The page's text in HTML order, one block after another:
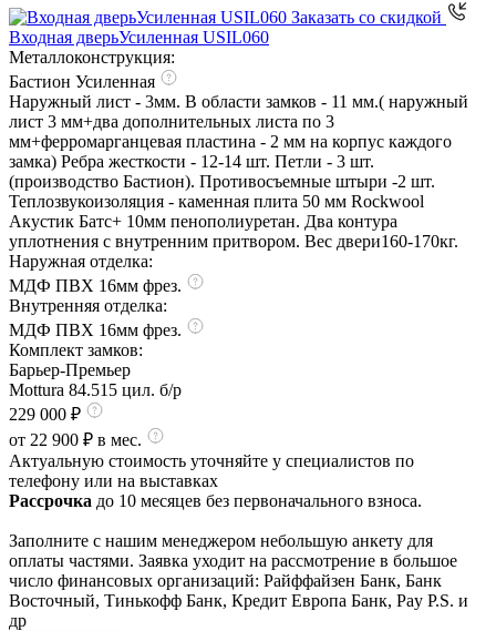
Заказать со скидкой
Входная дверьУсиленная USIL060
Металлоконструкция:
Бастион Усиленная
Наружный лист - 3мм. В области замков - 11 мм.( наружный
лист 3 мм+два дополнительных листа по 3
мм+ферромарганцевая пластина - 2 мм на корпус каждого
замка) Ребра жесткости - 12-14 шт. Петли - 3 шт.
(производство Бастион). Противосъемные штыри -2 шт.
Теплозвукоизоляция - каменная плита 50 мм Rockwool
Акустик Батс+ 10мм пенополиуретан. Два контура
уплотнения с внутренним притвором. Вес двери160-170кг.
Наружная отделка:
МДФ ПВХ 16мм фрез.
Внутренняя отделка:
МДФ ПВХ 16мм фрез.
Комплект замков:
Барьер-Премьер
Mottura 84.515 цил. б/р
229 000 ₽
от 22 900 ₽ в мес.
Актуальную стоимость уточняйте у специалистов по
телефону или на выставках
Рассрочка до 10 месяцев без первоначального взноса.
Заполните с нашим менеджером небольшую анкету для
оплаты частями. Заявка уходит на рассмотрение в большое
число финансовых организаций: Райффайзен Банк, Банк
Восточный, Тинькофф Банк, Кредит Европа Банк, Pay P.S. и
др